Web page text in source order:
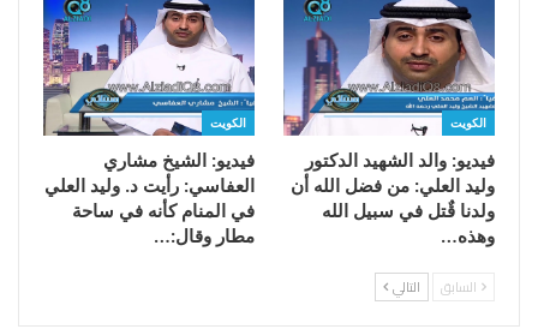
الكويت
فيديو: والد الشهيد الدكتور
وليد العلي: من فضل الله أن
ولدنا قٌتل في سبيل الله
وهذه…
الكويت
فيديو: الشيخ مشاري
العفاسي: رأيت د. وليد العلي
في المنام كأنه في ساحة
مطار وقال:…
السابق التالي